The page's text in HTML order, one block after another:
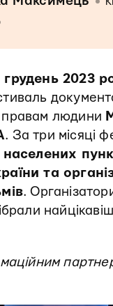
2023
правам людини
. За три місяці
населених
та
.